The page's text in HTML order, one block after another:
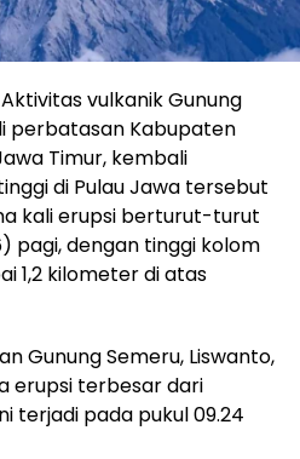
vulkanik Gunung
perbatasan Kabupaten
Timur, kembali
di Pulau Jawa tersebut
kali erupsi berturut-turut
pagi, dengan tinggi kolom
1,2 kilometer di atas
Gunung Semeru, Liswanto,
erupsi terbesar dari
terjadi pada pukul 09.24